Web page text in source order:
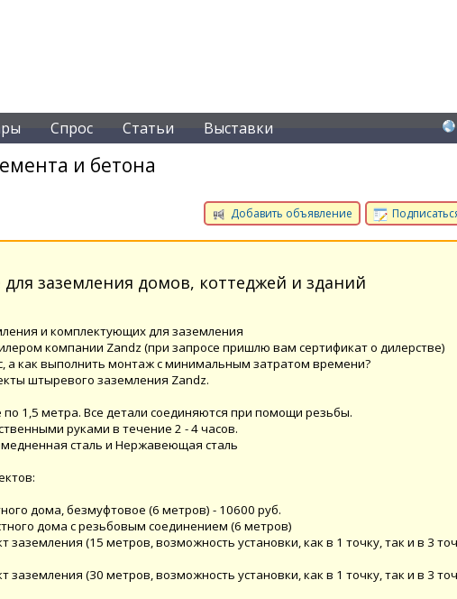
Спрос Статьи Выставки
и бетона
Добавить объявление
заземления домов, коттеджей и зданий
и комплектующих для заземления
компании Zandz (при запросе пришлю вам сертификат о дилерстве)
а как выполнить монтаж с минимальным затратом времени?
штыревого заземления Zandz.
1,5 метра. Все детали соединяются при помощи резьбы.
руками в течение 2 - 4 часов.
сталь и Нержавеющая сталь
дома, безмуфтовое (6 метров) - 10600 руб.
дома с резьбовым соединением (6 метров)
(15 метров, возможность установки, как в 1 точку, так и в 3
(30 метров, возможность установки, как в 1 точку, так и в 3